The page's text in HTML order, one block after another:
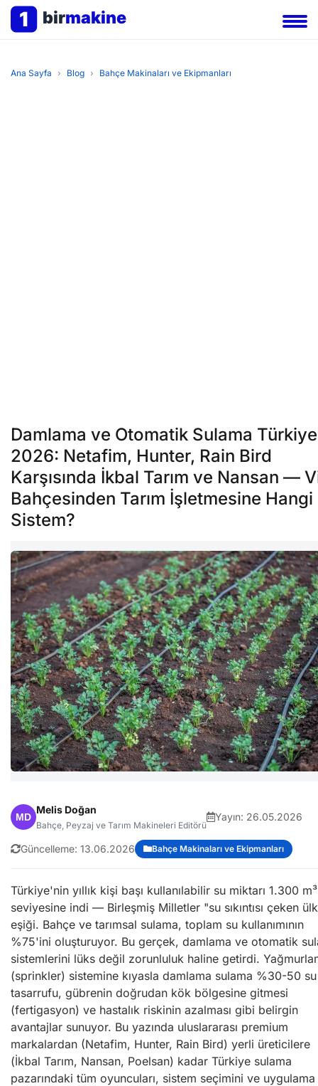
1 birmakine
Ana Sayfa › Blog › Bahçe Makinaları ve Ekipmanları
Damlama ve Otomatik Sulama Türkiye
2026: Netafim, Hunter, Rain Bird
Karşısında İkbal Tarım ve Nansan —
Bahçesinden Tarım İşletmesine Hangi
Sistem?
Melis Doğan
Bahçe, Peyzaj ve Tarım Makineleri Editörü
Yayın: 26.05.2026
Güncelleme: 13.06.2026 Bahçe Makinaları ve Ekipmanları
Türkiye'nin yıllık kişi başı kullanılabilir su miktarı 1.300 m³
seviyesine indi — Birleşmiş Milletler "su sıkıntısı çeken
eşiği. Bahçe ve tarımsal sulama, toplam su kullanımının
%75'ini oluşturuyor. Bu gerçek, damlama ve otomatik
sistemlerini lüks değil zorunluluk haline getirdi.
(sprinkler) sistemine kıyasla damlama sulama %30-50 su
tasarrufu, gübrenin doğrudan kök bölgesine gitmesi
(fertigasyon) ve hastalık riskinin azalması gibi belirgin
avantajlar sunuyor. Bu yazında uluslararası premium
markalardan (Netafim, Hunter, Rain Bird) yerli üreticilere
(İkbal Tarım, Nansan, Poelsan) kadar Türkiye sulama
pazarındaki tüm oyuncuları, sistem seçimini ve uygulama